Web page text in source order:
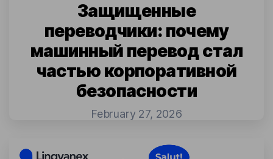
Защищенные
переводчики: почему
машинный перевод стал
частью корпоративной
безопасности
February 27, 2026